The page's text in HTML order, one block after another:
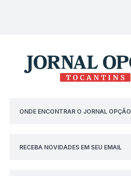
ONDE ENCONTRAR O JORNAL OPÇÃO
RECEBA NOVIDADES EM SEU EMAIL